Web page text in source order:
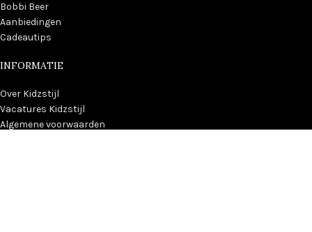
Bobbi Beer
Aanbiedingen
Cadeautips
INFORMATIE
Over Kidzstijl
Vacatures Kidzstijl
Algemene voorwaarden